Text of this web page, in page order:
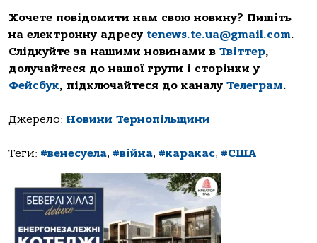
Хочете повідомити нам свою новину? Пишіть
на електронну адресу tenews.te.ua@gmail.com.
Слідкуйте за нашими новинами в Твіттер,
долучайтеся до нашої групи і сторінки у
Фейсбук, підключайтеся до каналу Телеграм.
Джерело: Новини Тернопільщини
Теги: #венесуела, #війна, #каракас, #США